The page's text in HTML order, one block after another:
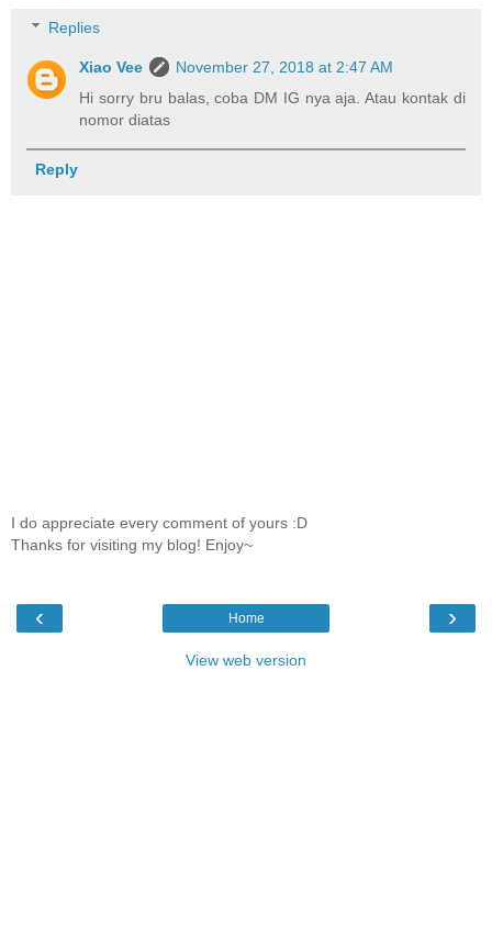
Replies
Xiao Vee
November 27, 2018 at 2:47 AM
Hi sorry bru balas, coba DM IG nya aja. Atau kontak di
nomor diatas
Reply
I do appreciate every comment of yours :D
Thanks for visiting my blog! Enjoy~
‹ ›
Home
View web version